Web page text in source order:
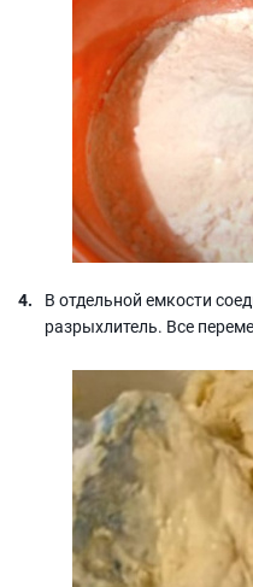
В отдельной емкости
разрыхлитель. Все